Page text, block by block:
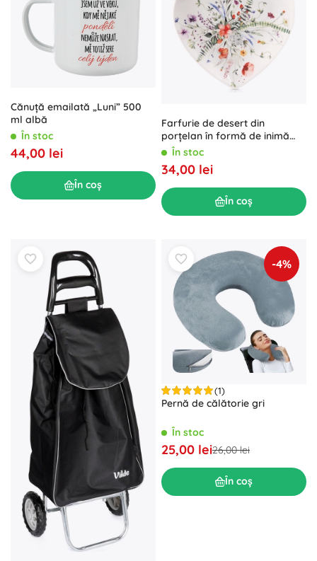
Cănuță emailată „Luni” 500
ml albă
În stoc
44,00 lei
În coș
Farfurie de desert din
porțelan în formă de inimă
Maki 17,5 × 17 cm
În stoc
34,00 lei
În coș
-4%
(1)
Pernă de călătorie gri
În stoc
25,00 lei26,00 lei
În coș